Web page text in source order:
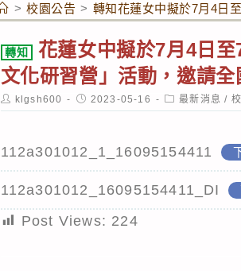
> 校園公告 > 轉知花蓮女中擬於7月4日
轉知
花蓮女中擬於7月4日
文化研習營」活動，邀請
Post
author:
klgsh600
Post
published:
2023-05-16
Post
category:
最新消息 /
112a301012_1_16095154411
112a301012_16095154411_DI
Post Views: 224